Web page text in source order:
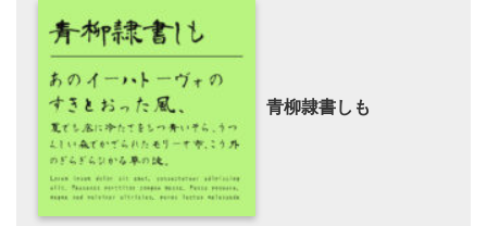
青柳隷書しも